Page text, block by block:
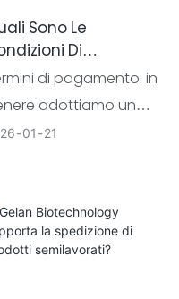
Sono Le
Di
E La
D'ordine
Gelan
di pagamento: in
adottiamo un
comune nel
dell'ordine e
restante del 50%
01 21